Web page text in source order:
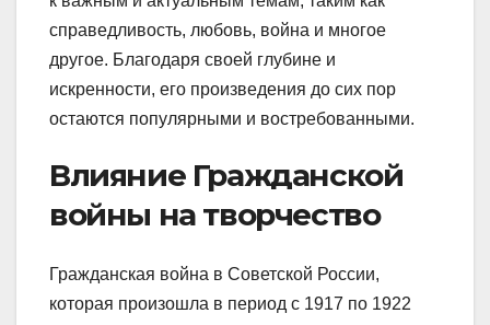
справедливость, любовь, война и многое
другое. Благодаря своей глубине и
искренности, его произведения до сих пор
остаются популярными и востребованными.
Влияние Гражданской
войны на творчество
Гражданская война в Советской России,
которая произошла в период с 1917 по 1922